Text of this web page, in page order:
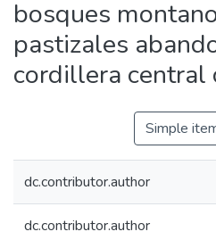
bosques
pastizales
cordillera central
Simple
dc.contributor.author
dc.contributor.author